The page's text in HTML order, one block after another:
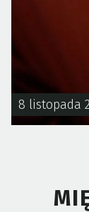
8 listopada